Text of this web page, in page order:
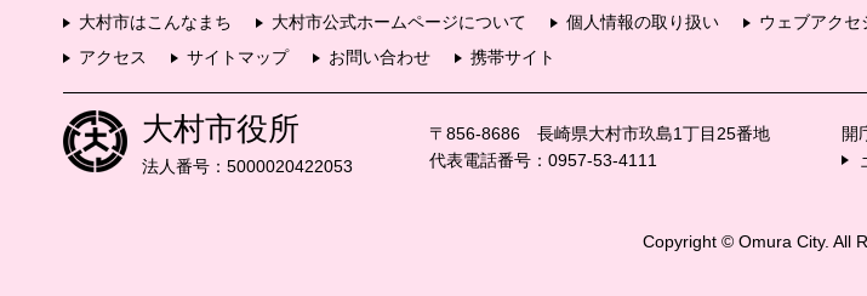
大村市はこんなまち 大村市公式ホームページについて 個人情報の取り扱い ウェブアクセ
アクセス
サイトマップ お問い合わせ 携帯サイト
大村市役所
法人番号：5000020422053
〒856-8686 長崎県大村市玖島1丁目25番地
代表電話番号：0957-53-4111
開
Copyright © Omura City. All